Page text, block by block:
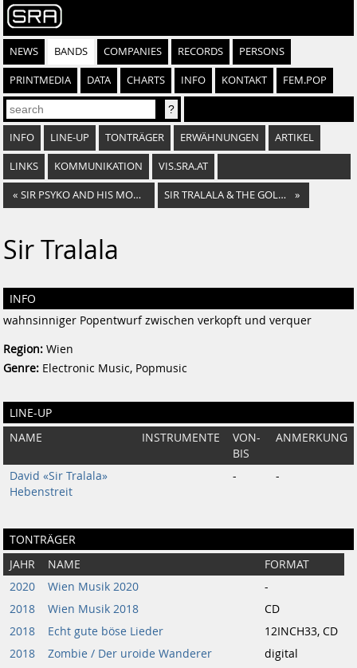
NEWS BANDS COMPANIES RECORDS PERSONS
PRINTMEDIA DATA CHARTS INFO KONTAKT FEM.POP
INFO LINE-UP TONTRÄGER ERWÄHNUNGEN ARTIKEL
LINKS KOMMUNIKATION VIS.SRA.AT
« SIR PSYKO AND HIS MONSTERS SIR TRALALA & THE GOLDEN GLANDERS »
Sir Tralala
INFO
wahnsinniger Popentwurf zwischen verkopft und verquer
Region: Wien
Genre: Electronic Music, Popmusic
LINE-UP
NAME INSTRUMENTE
VON-
BIS
ANMERKUNG
David «Sir Tralala»
Hebenstreit
- -
TONTRÄGER
JAHR NAME
FORMAT
2020
Wien Musik 2020
-
2018
Wien Musik 2018
CD
2018
Echt gute böse Lieder
12INCH33, CD
2018
Zombie / Der uroide Wanderer
digital